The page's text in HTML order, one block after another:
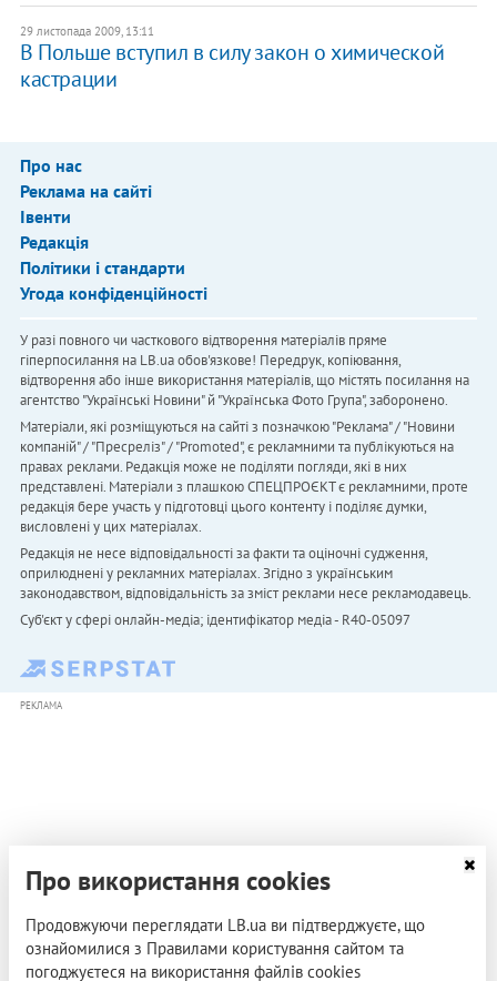
29 листопада 2009, 13:11
В Польше вступил в силу закон о химической
кастрации
Про нас
Реклама на сайті
Івенти
Редакція
Політики і стандарти
Угода конфіденційності
У разі повного чи часткового відтворення матеріалів пряме
гіперпосилання на LB.ua обов'язкове! Передрук, копіювання,
відтворення або інше використання матеріалів, що містять посилання на
агентство "Українськi Новини" й "Українська Фото Група", заборонено.
Матеріали, які розміщуються на сайті з позначкою "Реклама" / "Новини
компаній" / "Пресреліз" / "Promoted", є рекламними та публікуються на
правах реклами. Редакція може не поділяти погляди, які в них
представлені. Матеріали з плашкою СПЕЦПРОЄКТ є рекламними, проте
редакція бере участь у підготовці цього контенту і поділяє думки,
висловлені у цих матеріалах.
Редакція не несе відповідальності за факти та оціночні судження,
оприлюднені у рекламних матеріалах. Згідно з українським
законодавством, відповідальність за зміст реклами несе рекламодавець.
Cуб'єкт у сфері онлайн-медіа; ідентифікатор медіа - R40-05097
РЕКЛАМА
Про використання cookies
Продовжуючи переглядати LB.ua ви підтверджуєте, що
ознайомилися з Правилами користування сайтом та
погоджуєтеся на використання файлів cookies